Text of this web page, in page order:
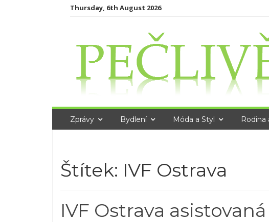
Thursday, 6th August 2026
Zprávy Bydlení Móda a Styl Rodina
Štítek: IVF Ostrava
IVF Ostrava